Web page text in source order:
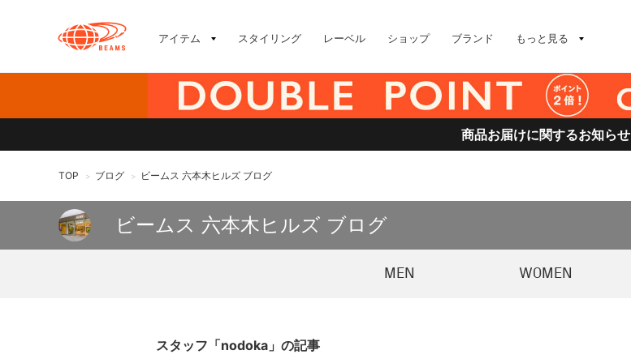
アイテム スタイリング レーベル ショップ ブランド もっと見る
商品お届けに関するお知らせ
TOP > ブログ > ビームス 六本木ヒルズ ブログ
ビームス 六本木ヒルズ ブログ
MEN WOMEN
スタッフ「nodoka」の記事